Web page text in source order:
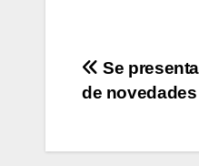
entradas
Se
de novedades